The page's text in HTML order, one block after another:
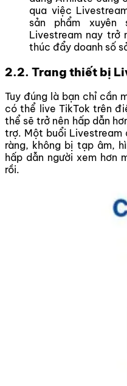
qua việc
sản phẩm
Livestream nay trở
thúc đẩy doanh số
2.2. Trang thiết bị
Tuy đúng là bạn chỉ cần
có thể live TikTok trên
thể sẽ trở nên hấp dẫn
trợ. Một buổi Livestream
ràng, không bị tạp âm,
hấp dẫn người xem hơn
rồi.